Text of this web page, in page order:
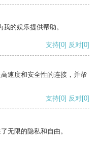
的娱乐提供帮助。
支持[0] 反对[0]
速度和安全性的连接，并帮
支持[0] 反对[0]
无限的隐私和自由。